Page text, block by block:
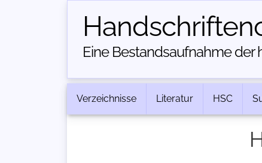
Eine Bestandsaufnahme
Verzeichnisse Literatur HSC